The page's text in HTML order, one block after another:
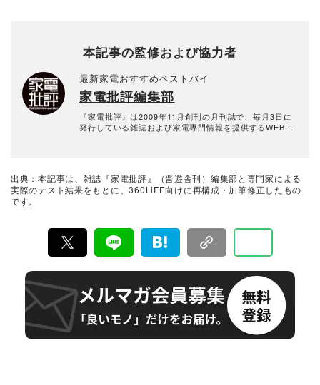
本記事の監修および協力者
最新家電おすすめベストバイ
家電批評編集部
『家電批評』は2009年11月創刊の月刊誌で、毎月3日に
発行している雑誌および家電専門情報を提供するWEBメ
検証機関が実機テストを行い、価格やブランドに惑わさ
れることなく製品の本質的な性能を見極め、その良し悪
出典：本記事は、雑誌『家電批評』（晋遊舎刊）編集部と専門家による
実際のテスト結果をもとに、360LiFE向けに再構成・加筆修正したもの
です。